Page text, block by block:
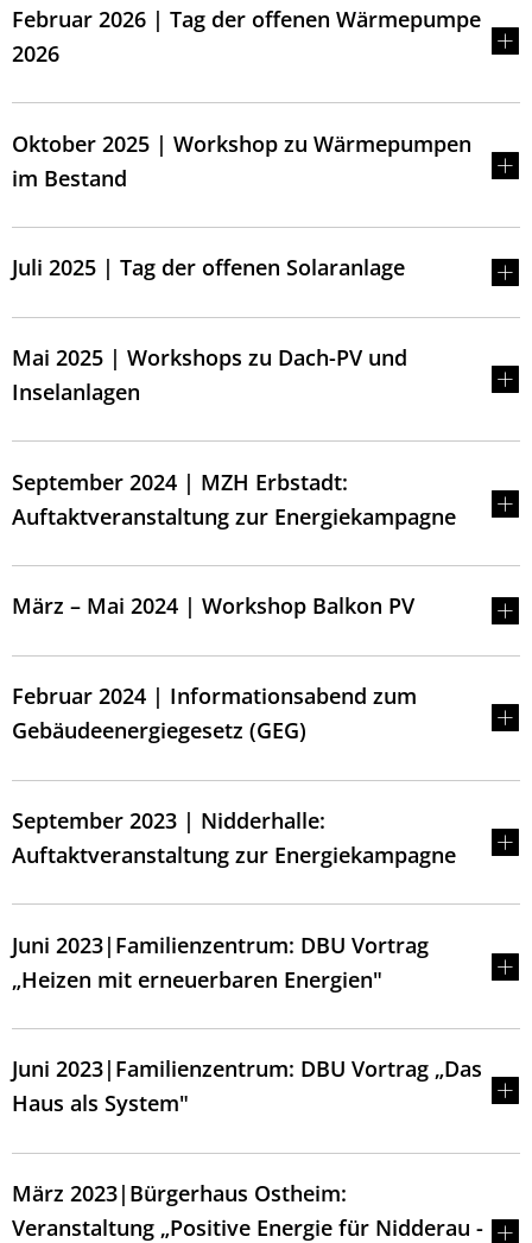
Februar 2026 | Tag der offenen Wärmepumpe
2026
Oktober 2025 | Workshop zu Wärmepumpen
im Bestand
Juli 2025 | Tag der offenen Solaranlage
Mai 2025 | Workshops zu Dach-PV und
Inselanlagen
September 2024 | MZH Erbstadt:
Auftaktveranstaltung zur Energiekampagne
März – Mai 2024 | Workshop Balkon PV
Februar 2024 | Informationsabend zum
Gebäudeenergiegesetz (GEG)
September 2023 | Nidderhalle:
Auftaktveranstaltung zur Energiekampagne
Juni 2023|Familienzentrum: DBU Vortrag
„Heizen mit erneuerbaren Energien"
Juni 2023|Familienzentrum: DBU Vortrag „Das
Haus als System"
März 2023|Bürgerhaus Ostheim:
Veranstaltung „Positive Energie für Nidderau -